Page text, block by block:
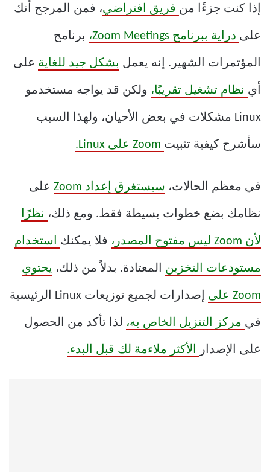
إذا كنت جزءًا من فريق افتراضي، فمن المرجح أنك
على دراية ببرنامج Zoom Meetings، برنامج
المؤتمرات الشهير. إنه يعمل بشكل جيد للغاية على
أي نظام تشغيل تقريبًا، ولكن قد يواجه مستخدمو
Linux مشكلات في بعض الأحيان، ولهذا السبب
سأشرح كيفية تثبيت
في معظم الحالات، سيستغرق إعداد Zoom على
نظامك بضع خطوات بسيطة فقط. ومع ذلك، نظرًا
لأن Zoom ليس مفتوح المصدر، فلا يمكنك استخدام
مستودعات التخزين المعتادة. بدلاً من ذلك، يحتوي
Zoom على إصدارات لجميع توزيعات Linux الرئيسية
في مركز التنزيل الخاص به، لذا تأكد من الحصول
على الإصدار الأكثر ملاءمة لك قبل البدء.